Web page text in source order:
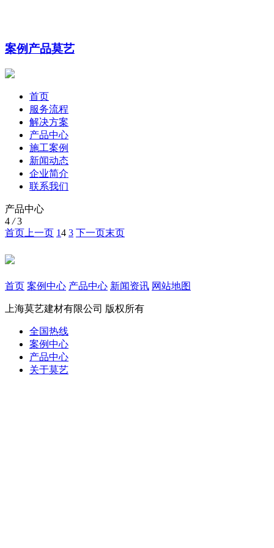
案例产品莫艺
首页
服务流程
解决方案
产品中心
施工案例
新闻动态
企业简介
联系我们
产品中心
4 / 3
首页 上一页 14 3 下一页末页
首页 案例中心 产品中心 新闻资讯 网站地图
上海莫艺建材有限公司 版权所有
全国热线
案例中心
产品中心
关于莫艺